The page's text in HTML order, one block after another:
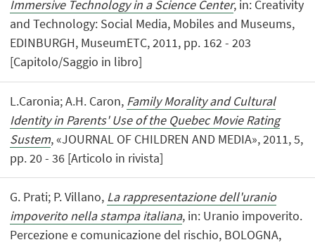
Immersive Technology in a Science Center, in: Creativity
and Technology: Social Media, Mobiles and Museums,
EDINBURGH, MuseumETC, 2011, pp. 162 - 203
[Capitolo/Saggio in libro]
L.Caronia; A.H. Caron, Family Morality and Cultural
Identity in Parents' Use of the Quebec Movie Rating
Sustem, «JOURNAL OF CHILDREN AND MEDIA», 2011, 5,
pp. 20 - 36 [Articolo in rivista]
G. Prati; P. Villano, La rappresentazione dell'uranio
impoverito nella stampa italiana, in: Uranio impoverito.
Percezione e comunicazione del rischio, BOLOGNA,